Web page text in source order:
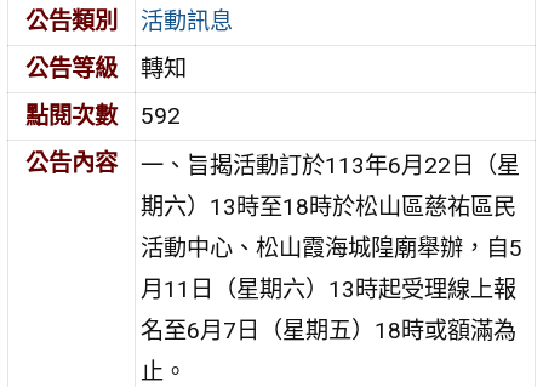
公告類別
活動訊息
公告等級
轉知
點閱次數
592
公告內容
一、旨揭活動訂於113年6月22日（星
期六）13時至18時於松山區慈祐區民
活動中心、松山霞海城隍廟舉辦，自5
月11日（星期六）13時起受理線上報
名至6月7日（星期五）18時或額滿為
止。